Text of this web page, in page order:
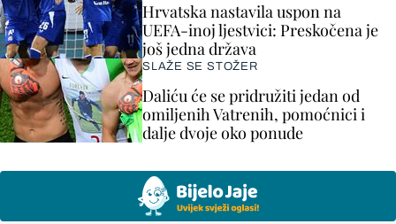
Hrvatska nastavila uspon na
UEFA-inoj ljestvici: Preskočena je
još jedna država
SLAŽE SE STOŽER
Daliću će se pridružiti jedan od
omiljenih Vatrenih, pomoćnici i
dalje dvoje oko ponude